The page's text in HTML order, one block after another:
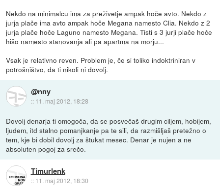
Nekdo na minimalcu ima za preživetje ampak hoče avto. Nekdo z
jurja plače ima avto ampak hoče Megana namesto Clia. Nekdo z 2
jurja plače hoče Laguno namesto Megana. Tisti s 3 jurji plače hoče
hišo namesto stanovanja ali pa apartma na morju...
Vsak je relativno reven. Problem je, če si toliko indoktriniran v
potrošništvo, da ti nikoli ni dovolj.
@nny
:: 11. maj 2012, 18:28
Dovolj denarja ti omogoča, da se posvečaš drugim ciljem, hobijem,
ljudem, itd stalno pomanjkanje pa te sili, da razmišljaš pretežno o
tem, kje bi dobil dovolj za štukat mesec. Denar je nujen a ne
absoluten pogoj za srečo.
Timurlenk
:: 11. maj 2012, 18:30